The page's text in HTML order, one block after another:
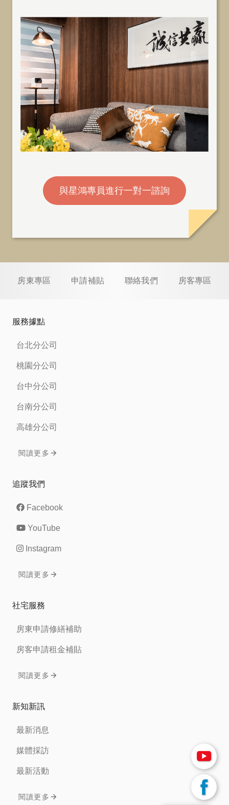
與星鴻專員進行一對一諮詢
房東專區 申請補貼 聯絡我們 房客專區
服務據點
台北分公司
桃園分公司
台中分公司
台南分公司
高雄分公司
閱讀更多
追蹤我們
Facebook
YouTube
Instagram
閱讀更多
社宅服務
房東申請修繕補助
房客申請租金補貼
閱讀更多
新知新訊
最新消息
媒體採訪
最新活動
閱讀更多